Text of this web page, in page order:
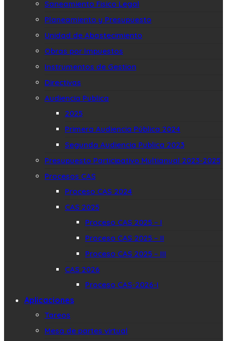
Saneamiento Fisico Legal
Planeamiento y Presupuesto
Unidad de Abastecimiento
Obras por Impuestos
Instrumentos de Gestion
Directivas
Audiencia Publica
2025
Primera Audiencia Pública 2024
Segunda Audiencia Publica 2023
Presupuesto Participativo Multianual 2023-2025
Procesos CAS
Proceso CAS 2024
CAS 2025
Proceso CAS 2025 – I
Proceso CAS 2025 – II
Proceso CAS 2025 – III
CAS 2026
Proceso CAS-2026-I
Aplicaciones
Tareos
Mesa de partes virtual